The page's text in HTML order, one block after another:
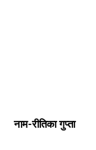
नाम-रीतिका गुप्ता